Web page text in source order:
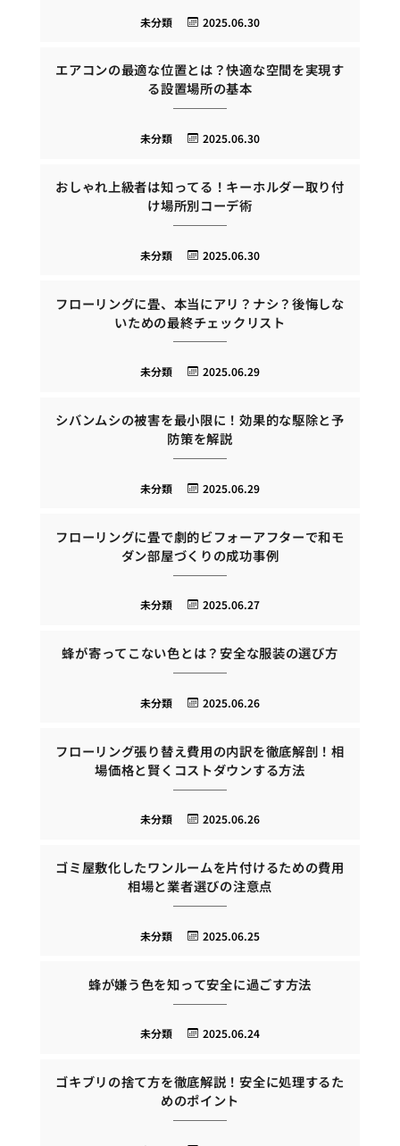
2025.06.30
未分類
エアコンの最適な位置とは？快適な空間を実現す
る設置場所の基本
2025.06.30
未分類
おしゃれ上級者は知ってる！キーホルダー取り付
け場所別コーデ術
2025.06.30
未分類
フローリングに畳、本当にアリ？ナシ？後悔しな
いための最終チェックリスト
2025.06.29
未分類
シバンムシの被害を最小限に！効果的な駆除と予
防策を解説
2025.06.29
未分類
フローリングに畳で劇的ビフォーアフターで和モ
ダン部屋づくりの成功事例
2025.06.27
未分類
蜂が寄ってこない色とは？安全な服装の選び方
2025.06.26
未分類
フローリング張り替え費用の内訳を徹底解剖！相
場価格と賢くコストダウンする方法
2025.06.26
未分類
ゴミ屋敷化したワンルームを片付けるための費用
相場と業者選びの注意点
2025.06.25
未分類
蜂が嫌う色を知って安全に過ごす方法
2025.06.24
未分類
ゴキブリの捨て方を徹底解説！安全に処理するた
めのポイント